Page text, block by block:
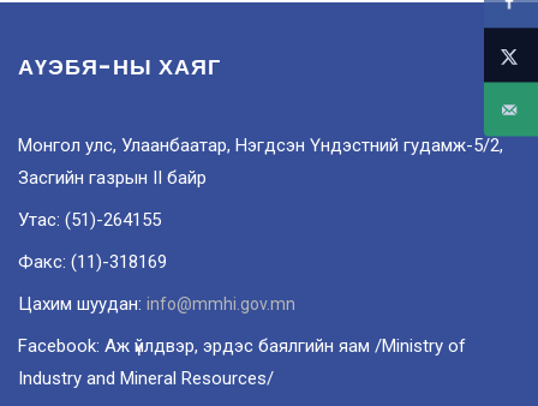
АҮЭБЯ-НЫ ХАЯГ
Монгол улс, Улаанбаатар, Нэгдсэн Үндэстний гудамж-5/2,
Засгийн газрын II байр
Утас: (51)-264155
Факс: (11)-318169
Цахим шуудан: info@mmhi.gov.mn
Facebook: Аж үйлдвэр, эрдэс баялгийн яам /Ministry of
Industry and Mineral Resources/